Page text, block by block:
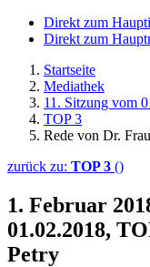
Direkt zum
Direkt zum
Startseite
Mediathek
11. Sitzung vom
TOP 3
Rede von Dr.
zurück zu: TOP 3 ()
1. Februar
01.02.2018,
Petry